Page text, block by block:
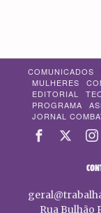
COMUNICADOS
MULHERES
EDITORIAL
PROGRAMA
JORNAL
Rua Bulhão